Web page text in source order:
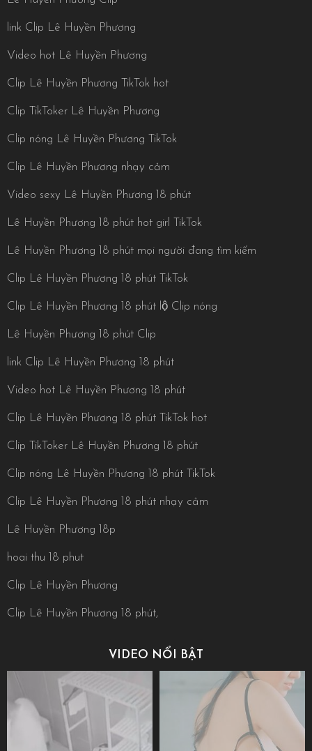
link Clip Lê Huyền Phương
Video hot Lê Huyền Phương
Clip Lê Huyền Phương TikTok hot
Clip TikToker Lê Huyền Phương
Clip nóng Lê Huyền Phương TikTok
Clip Lê Huyền Phương nhạy cảm
Video sexy Lê Huyền Phương 18 phút
Lê Huyền Phương 18 phút hot girl TikTok
Lê Huyền Phương 18 phút mọi người đang tìm kiếm
Clip Lê Huyền Phương 18 phút TikTok
Clip Lê Huyền Phương 18 phút lộ Clip nóng
Lê Huyền Phương 18 phút Clip
link Clip Lê Huyền Phương 18 phút
Video hot Lê Huyền Phương 18 phút
Clip Lê Huyền Phương 18 phút TikTok hot
Clip TikToker Lê Huyền Phương 18 phút
Clip nóng Lê Huyền Phương 18 phút TikTok
Clip Lê Huyền Phương 18 phút nhạy cảm
Lê Huyền Phương 18p
hoai thu 18 phut
Clip Lê Huyền Phương
Clip Lê Huyền Phương 18 phút,
VIDEO NỔI BẬT